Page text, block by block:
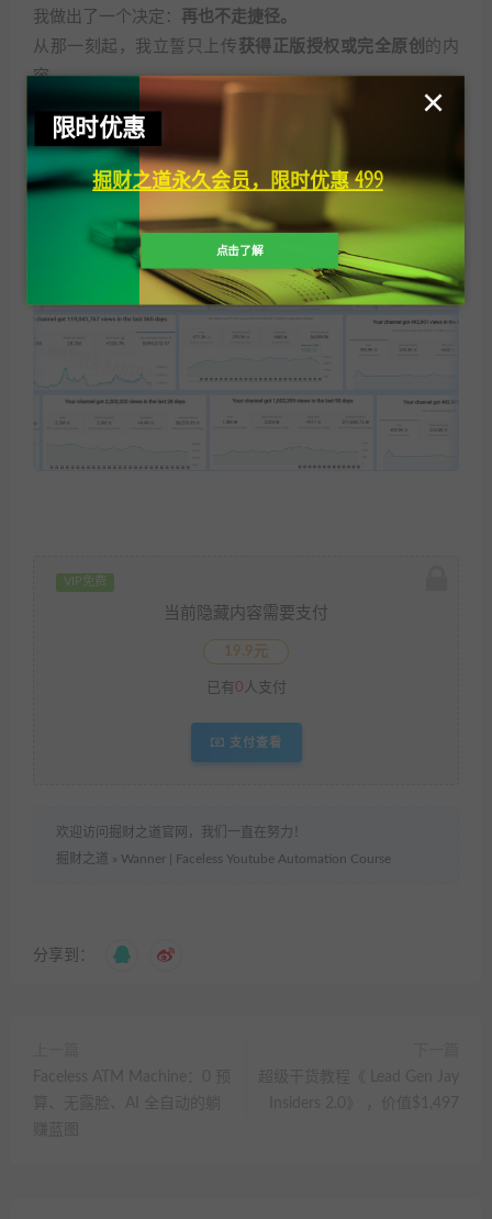
我做出了一个决定： 再也不走捷径。
从那一刻起，我立誓只上传 获得正版授权或完全原创 的内
容。
正是这一思维层面的根本转变，孕育了我后来第一个合规
合法的Cash Cow Channels（现金牛频道）
了如今价值数百万美元的商业帝国。
VIP免费
当前隐藏内容需要支付
19.9元
已有0 人支付
支付查看
欢迎访问掘财之道官网，我们一直在努力！
掘财之道 » Wanner | Faceless Youtube Automation Course
分享到：
限时优惠
掘财之道永久会员，限时优惠 499
点击了解
×